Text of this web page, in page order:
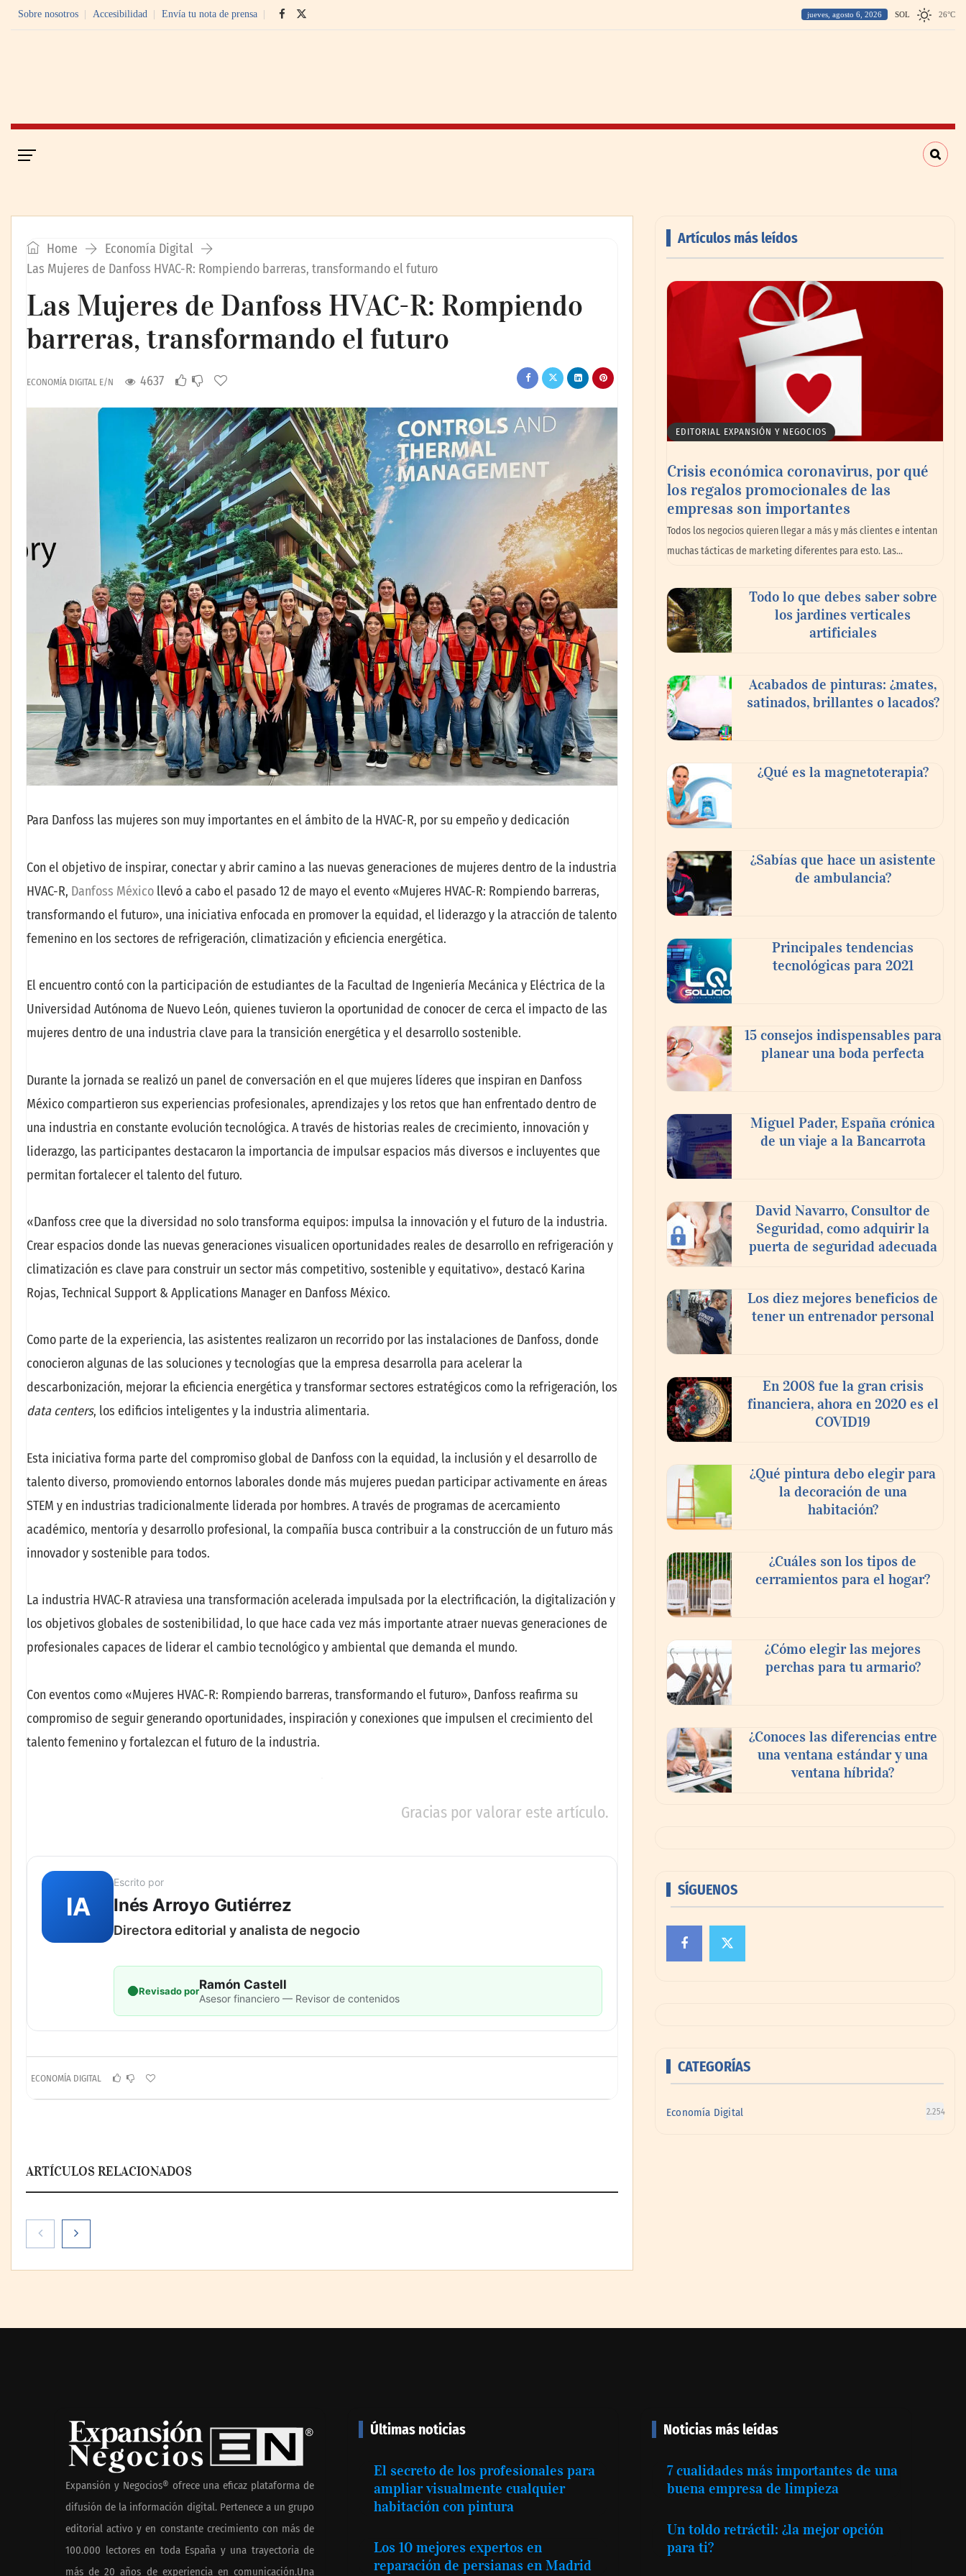
Sobre nosotros Accesibilidad Envía tu nota de prensa jueves, agosto 6, 2026 SOL 26°C
Home
Economía Digital
Las Mujeres de Danfoss HVAC-R: Rompiendo barreras, transformando el futuro
Las Mujeres de Danfoss HVAC-R: Rompiendo
barreras, transformando el futuro
ECONOMÍA DIGITAL E/N 4637
Para Danfoss las mujeres son muy importantes en el ámbito de la HVAC-R, por su empeño y dedicación
Con el objetivo de inspirar, conectar y abrir camino a las nuevas generaciones de mujeres dentro de la industria
HVAC-R, Danfoss México llevó a cabo el pasado 12 de mayo el evento «Mujeres HVAC-R: Rompiendo barreras,
transformando el futuro», una iniciativa enfocada en promover la equidad, el liderazgo y la atracción de talento
femenino en los sectores de refrigeración, climatización y eficiencia energética.
El encuentro contó con la participación de estudiantes de la Facultad de Ingeniería Mecánica y Eléctrica de la
Universidad Autónoma de Nuevo León, quienes tuvieron la oportunidad de conocer de cerca el impacto de las
mujeres dentro de una industria clave para la transición energética y el desarrollo sostenible.
Durante la jornada se realizó un panel de conversación en el que mujeres líderes que inspiran en Danfoss
México compartieron sus experiencias profesionales, aprendizajes y los retos que han enfrentado dentro de
una industria en constante evolución tecnológica. A través de historias reales de crecimiento, innovación y
liderazgo, las participantes destacaron la importancia de impulsar espacios más diversos e incluyentes que
permitan fortalecer el talento del futuro.
«Danfoss cree que la diversidad no solo transforma equipos: impulsa la innovación y el futuro de la industria.
Crear espacios donde las nuevas generaciones visualicen oportunidades reales de desarrollo en refrigeración y
climatización es clave para construir un sector más competitivo, sostenible y equitativo», destacó Karina
Rojas, Technical Support & Applications Manager en Danfoss México.
Como parte de la experiencia, las asistentes realizaron un recorrido por las instalaciones de Danfoss, donde
conocieron algunas de las soluciones y tecnologías que la empresa desarrolla para acelerar la
descarbonización, mejorar la eficiencia energética y transformar sectores estratégicos como la refrigeración, los
data centers, los edificios inteligentes y la industria alimentaria.
Esta iniciativa forma parte del compromiso global de Danfoss con la equidad, la inclusión y el desarrollo de
talento diverso, promoviendo entornos laborales donde más mujeres puedan participar activamente en áreas
STEM y en industrias tradicionalmente liderada por hombres. A través de programas de acercamiento
académico, mentoría y desarrollo profesional, la compañía busca contribuir a la construcción de un futuro más
innovador y sostenible para todos.
La industria HVAC-R atraviesa una transformación acelerada impulsada por la electrificación, la digitalización y
los objetivos globales de sostenibilidad, lo que hace cada vez más importante atraer nuevas generaciones de
profesionales capaces de liderar el cambio tecnológico y ambiental que demanda el mundo.
Con eventos como «Mujeres HVAC-R: Rompiendo barreras, transformando el futuro», Danfoss reafirma su
compromiso de seguir generando oportunidades, inspiración y conexiones que impulsen el crecimiento del
talento femenino y fortalezcan el futuro de la industria.
Gracias por valorar este artículo.
IA
Escrito por
Inés Arroyo Gutiérrez
Directora editorial y analista de negocio
Revisado porRamón Castell
Asesor financiero — Revisor de contenidos
ECONOMÍA DIGITAL
ARTÍCULOS RELACIONADOS
La banca debe modernizar
sus sistemas core sin perder
décadas de conocimiento de
negocio: Minsait
COSITAL valora
positivamente el nuevo
modelo de colaboración para
reforzar la capacidad técnica
Artículos más leídos
EDITORIAL EXPANSIÓN Y NEGOCIOS
Crisis económica coronavirus, por qué
los regalos promocionales de las
empresas son importantes
Todos los negocios quieren llegar a más y más clientes e intentan
muchas tácticas de marketing diferentes para esto. Las…
Todo lo que debes saber sobre
los jardines verticales
artificiales
Acabados de pinturas: ¿mates,
satinados, brillantes o lacados?
¿Qué es la magnetoterapia?
¿Sabías que hace un asistente
de ambulancia?
Principales tendencias
tecnológicas para 2021
15 consejos indispensables para
planear una boda perfecta
Miguel Pader, España crónica
de un viaje a la Bancarrota
David Navarro, Consultor de
Seguridad, como adquirir la
puerta de seguridad adecuada
Los diez mejores beneficios de
tener un entrenador personal
En 2008 fue la gran crisis
financiera, ahora en 2020 es el
COVID19
¿Qué pintura debo elegir para
la decoración de una
habitación?
¿Cuáles son los tipos de
cerramientos para el hogar?
¿Cómo elegir las mejores
perchas para tu armario?
¿Conoces las diferencias entre
una ventana estándar y una
ventana híbrida?
SÍGUENOS
CATEGORÍAS
Economía Digital 2.254
Expansión y Negocios® ofrece una eficaz plataforma de
difusión de la información digital. Pertenece a un grupo
editorial activo y en constante crecimiento con más de
100.000 lectores en toda España y una trayectoria de
más de 20 años de experiencia en comunicación.Una
Últimas noticias
El secreto de los profesionales para
ampliar visualmente cualquier
habitación con pintura
Los 10 mejores expertos en
reparación de persianas en Madrid
Noticias más leídas
7 cualidades más importantes de una
buena empresa de limpieza
Un toldo retráctil: ¿la mejor opción
para ti?